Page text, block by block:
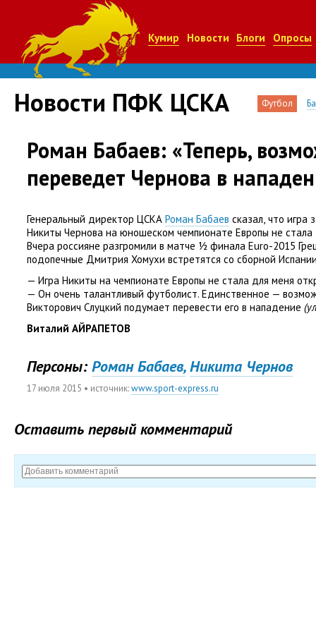
Кумир Новости Блоги Опросы
Новости ПФК ЦСКА Футбол
Роман Бабаев: «Теперь,
переведет Чернова в
Генеральный директор ЦСКА Роман Бабаев сказал, что игра
Никиты Чернова на юношеском чемпионате Европы не стала
Вчера россияне разгромили в матче ½ финала Euro-2015
подопечные Дмитрия Хомухи встретятся со сборной
— Игра Никиты на чемпионате Европы не стала для меня
— Он очень талантливый футболист. Единственное —
Викторович Слуцкий подумает перевести его в нападение
Виталий АЙРАПЕТОВ
Персоны: Роман Бабаев, Никита Чернов
17 июля 2015 • источник:www.sport-express.ru
Оставить первый комментарий